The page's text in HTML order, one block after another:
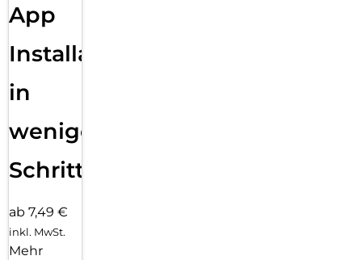
App
Installation
in
wenigen
Schritten
ab 7,49 €
inkl. MwSt.
Mehr